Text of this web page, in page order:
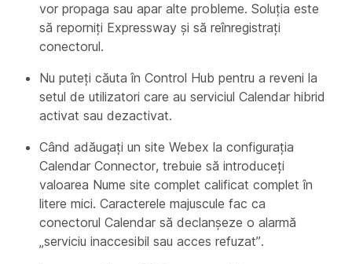
vor propaga sau apar alte probleme. Soluția este
să reporniți Expressway și să reînregistrați
conectorul.
Nu puteți căuta în Control Hub pentru a reveni la
setul de utilizatori care au serviciul Calendar hibrid
activat sau dezactivat.
Când adăugați un site Webex la configurația
Calendar Connector, trebuie să introduceți
valoarea Nume site complet calificat complet în
litere mici. Caracterele majuscule fac ca
conectorul Calendar să declanșeze o alarmă
„serviciu inaccesibil sau acces refuzat”.